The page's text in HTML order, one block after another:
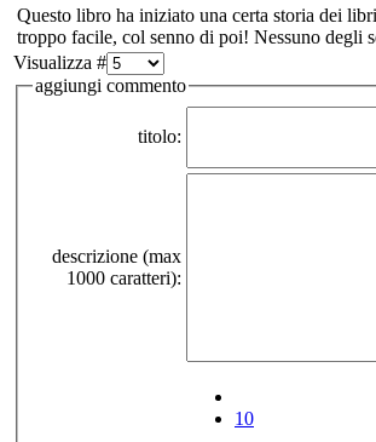
Questo libro ha iniziato una certa storia dei
troppo facile, col senno di poi! Nessuno degli
Visualizza #
aggiungi commento
titolo:
descrizione (max
1000 caratteri):
10